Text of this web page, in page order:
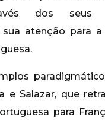
dos seus
atenção para
e Salazar, que
para